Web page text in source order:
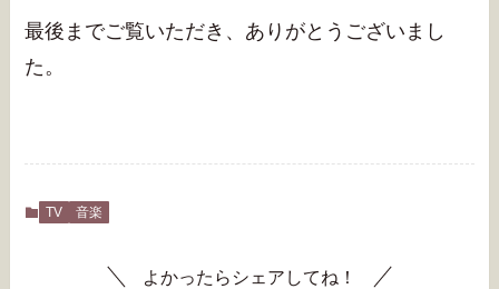
最後までご覧いただき、ありがとうございまし
た。
TV 音楽
よかったらシェアしてね！